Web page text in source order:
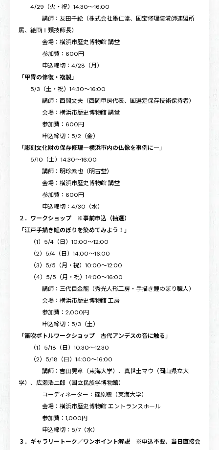
4/29（火・祝）14:30～16:00
講師：友田千絵（株式会社墨仁堂、国宝修理装潢師連盟所
属、絵画Ⅰ類技師長）
会場：横浜市歴史博物館 講堂
参加費：600円
申込締切：4/28（月）
「甲冑の修復・複製」
5/3（土・祝）14:30～16:00
講師：西岡文夫（西岡甲房代表、国選定保存技術保持者）
会場：横浜市歴史博物館 講堂
参加費：600円
申込締切：5/2（金）
「彫刻文化財の保存修理―横浜市内の仏像を事例に―」
5/10（土）14:30～16:00
講師：明珍素也（明古堂）
会場：横浜市歴史博物館 講堂
参加費：600円
申込締切：4/30（水）
２．ワークショップ ※事前申込（抽選）
「江戸手描き鯉のぼりを染めてみよう！」
（1）5/4（日）10:00～12:00
（2）5/4（日）14:00～16:00
（3）5/5（月・祝）10:00～12:00
（4）5/5（月・祝）14:00～16:00
講師：三代目金龍（秀光人形工房・手描き鯉のぼり職人）
会場：横浜市歴史博物館 工房
参加費：2,000円
申込締切：5/3（土）
「笛吹ボトルワークショップ 古代アンデスの音に触る」
（1）5/18（日）10:30～12:30
（2）5/18（日）14:00～16:00
講師：吉田晃章（東海大学）、真世土マウ（岡山県立大
学）、広瀬浩二郎（国立民族学博物館）
コーディネーター：篠原聰（東海大学）
会場：横浜市歴史博物館 エントランスホール
参加費：1,000円
申込締切：5/7（水）
３．ギャラリートーク／ワンポイント解説 ※申込不要、当日直接会